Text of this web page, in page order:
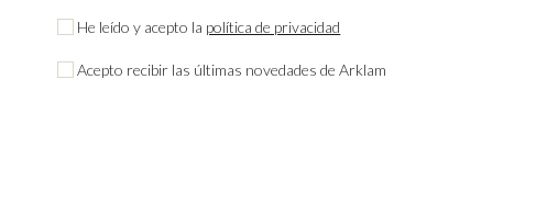
He leído y acepto la política de privacidad
Acepto recibir las últimas novedades de Arklam